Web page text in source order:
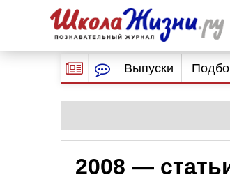
Выпуски
2008 —